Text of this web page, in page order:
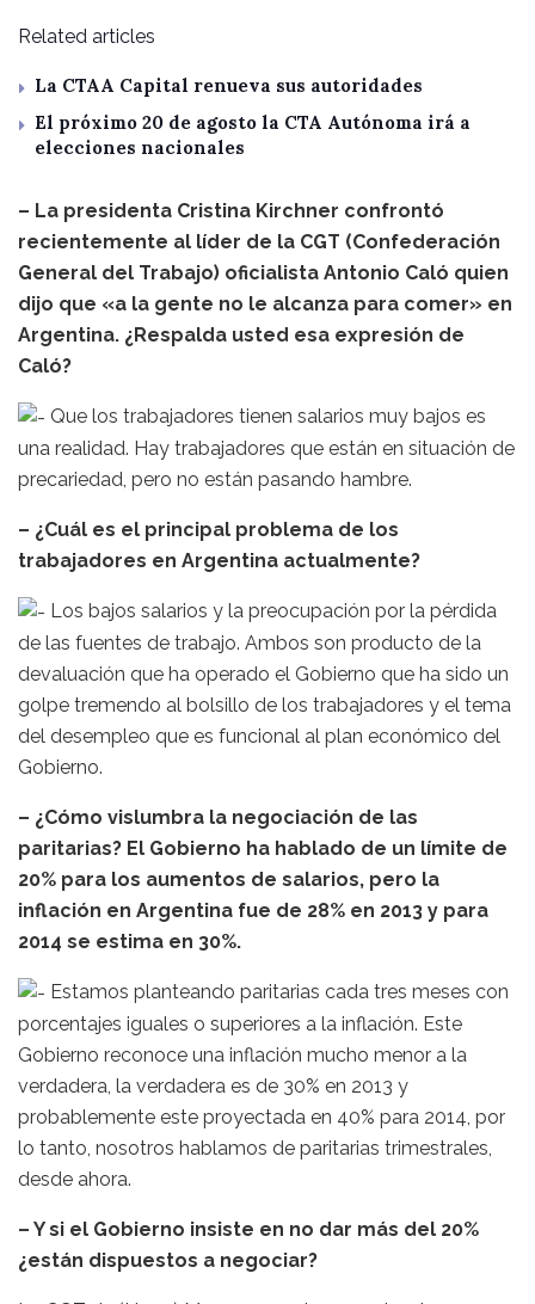
Related articles
La CTAA Capital renueva sus autoridades
El próximo 20 de agosto la CTA Autónoma irá a
elecciones nacionales
– La presidenta Cristina Kirchner confrontó
recientemente al líder de la CGT (Confederación
General del Trabajo) oficialista Antonio Caló quien
dijo que «a la gente no le alcanza para comer» en
Argentina. ¿Respalda usted esa expresión de
Caló?
Que los trabajadores tienen salarios muy bajos es
una realidad. Hay trabajadores que están en situación de
precariedad, pero no están pasando hambre.
– ¿Cuál es el principal problema de los
trabajadores en Argentina actualmente?
Los bajos salarios y la preocupación por la pérdida
de las fuentes de trabajo. Ambos son producto de la
devaluación que ha operado el Gobierno que ha sido un
golpe tremendo al bolsillo de los trabajadores y el tema
del desempleo que es funcional al plan económico del
Gobierno.
– ¿Cómo vislumbra la negociación de las
paritarias? El Gobierno ha hablado de un límite de
20% para los aumentos de salarios, pero la
inflación en Argentina fue de 28% en 2013 y para
2014 se estima en 30%.
Estamos planteando paritarias cada tres meses con
porcentajes iguales o superiores a la inflación. Este
Gobierno reconoce una inflación mucho menor a la
verdadera, la verdadera es de 30% en 2013 y
probablemente este proyectada en 40% para 2014, por
lo tanto, nosotros hablamos de paritarias trimestrales,
desde ahora.
– Y si el Gobierno insiste en no dar más del 20%
¿están dispuestos a negociar?